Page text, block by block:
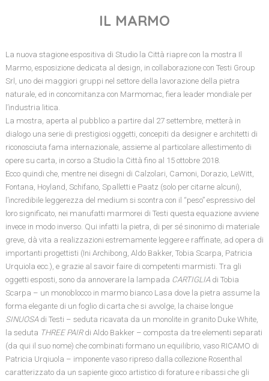
IL MARMO
La nuova stagione espositiva di Studio la Città riapre con la mostra Il
Marmo, esposizione dedicata al design, in collaborazione con Testi Group
Srl, uno dei maggiori gruppi nel settore della lavorazione della pietra
naturale, ed in concomitanza con Marmomac, fiera leader mondiale per
l’industria litica.
La mostra, aperta al pubblico a partire dal 27 settembre, metterà in
dialogo una serie di prestigiosi oggetti, concepiti da designer e architetti di
riconosciuta fama internazionale, assieme al particolare allestimento di
opere su carta, in corso a Studio la Città fino al 15 ottobre 2018.
Ecco quindi che, mentre nei disegni di Calzolari, Camoni, Dorazio, LeWitt,
Fontana, Hoyland, Schifano, Spalletti e Paatz (solo per citarne alcuni),
l’incredibile leggerezza del medium si scontra con il “peso” espressivo del
loro significato, nei manufatti marmorei di Testi questa equazione avviene
invece in modo inverso. Qui infatti la pietra, di per sé sinonimo di materiale
greve, dà vita a realizzazioni estremamente leggere e raffinate, ad opera di
importanti progettisti (Ini Archibong, Aldo Bakker, Tobia Scarpa, Patricia
Urquiola ecc.), e grazie al savoir faire di competenti marmisti. Tra gli
oggetti esposti, sono da annoverare la lampada CARTIGLIAdi Tobia
Scarpa – un monoblocco in marmo bianco Lasa dove la pietra assume la
forma elegante di un foglio di carta che si avvolge, la chaise longue
SINUOSAdi Testi – seduta ricavata da un monolite in granito Duke White,
la seduta THREE PAIRdi Aldo Bakker – composta da tre elementi separati
(da qui il suo nome) che combinati formano un equilibrio, vaso RICAMO di
Patricia Urqiuola – imponente vaso ripreso dalla collezione Rosenthal
caratterizzato da un sapiente gioco artistico di forature e ribassi che gli